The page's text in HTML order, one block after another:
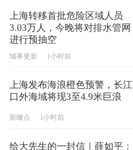
上海转移首批危险区域人员
3.03万人，今晚将对排水管网
进行预抽空
城事更新 1小时前
上海发布海浪橙色预警，长江
口外海域将现3至4.9米巨浪
新瞰点 1小时前
给大先生的一封信｜薛如平：